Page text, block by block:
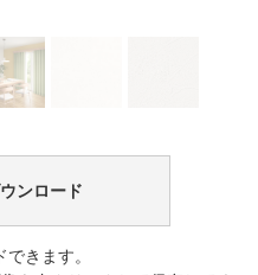
ンロード
きます。